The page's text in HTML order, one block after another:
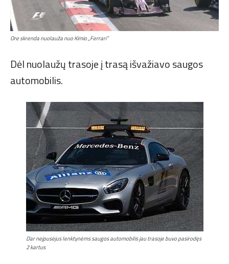
Ore skrenda nuolauža nuo Kimio „Ferrari”
Dėl nuolaužų trasoje į trasą išvažiavo saugos
automobilis.
Dar neįpusėjus lenktynėms saugos automobilis jau trasoje buvo pasirodęs
2 kartus